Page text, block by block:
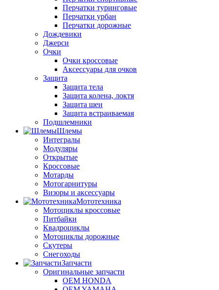
Перчатки туринговые
Перчатки урбан
Перчатки дорожные
Дождевики
Джерси
Очки
Очки кроссовые
Аксессуары для очков
Защита
Защита тела
Защита колена, локтя
Защита шеи
Защита встраиваемая
Подшлемники
Шлемы
Интегралы
Модуляры
Открытые
Кроссовые
Мотарды
Мотогарнитуры
Визоры и аксессуары
Мототехника
Мотоциклы кроссовые
Питбайки
Квадроциклы
Мотоциклы дорожные
Скутеры
Снегоходы
Запчасти
Оригинальные запчасти
OEM HONDA